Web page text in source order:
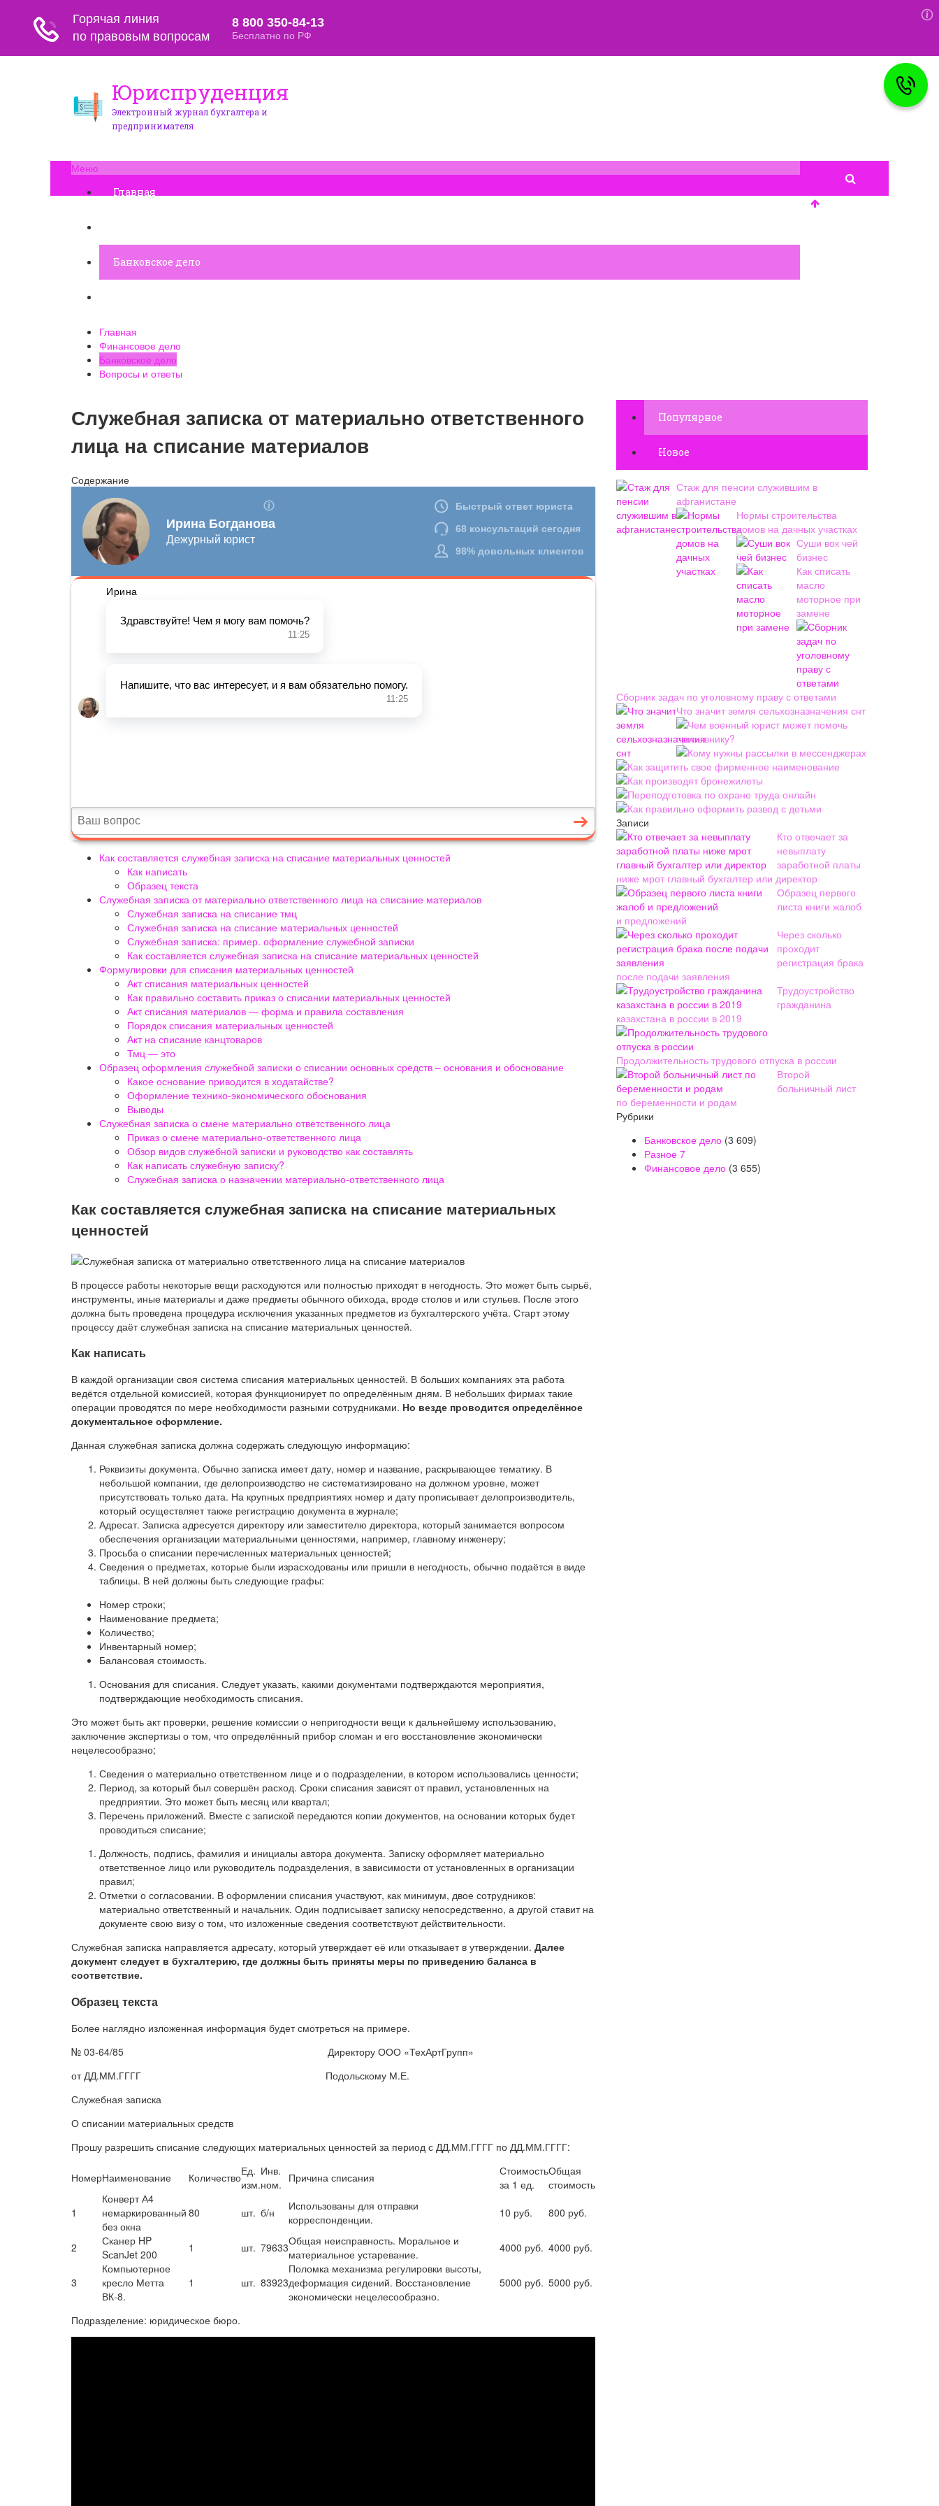
Юриспруденция
Электронный журнал бухгалтера и
предпринимателя
Меню
Главная
Банковское дело
Главная
Финансовое дело
Банковское дело
Вопросы и ответы
Служебная записка от материально ответственного
лица на списание материалов
Содержание
Как составляется служебная записка на списание материальных ценностей
Как написать
Образец текста
Служебная записка от материально ответственного лица на списание материалов
Служебная записка на списание тмц
Служебная записка на списание материальных ценностей
Служебная записка: пример. оформление служебной записки
Как составляется служебная записка на списание материальных ценностей
Формулировки для списания материальных ценностей
Акт списания материальных ценностей
Как правильно составить приказ о списании материальных ценностей
Акт списания материалов — форма и правила составления
Порядок списания материальных ценностей
Акт на списание канцтоваров
Тмц — это
Образец оформления служебной записки о списании основных средств – основания и обоснование
Какое основание приводится в ходатайстве?
Оформление технико-экономического обоснования
Выводы
Служебная записка о смене материально ответственного лица
Приказ о смене материально-ответственного лица
Обзор видов служебной записки и руководство как составлять
Как написать служебную записку?
Служебная записка о назначении материально-ответственного лица
Как составляется служебная записка на списание материальных
ценностей
В процессе работы некоторые вещи расходуются или полностью приходят в негодность. Это может быть сырьё,
инструменты, иные материалы и даже предметы обычного обихода, вроде столов и или стульев. После этого
должна быть проведена процедура исключения указанных предметов из бухгалтерского учёта. Старт этому
процессу даёт служебная записка на списание материальных ценностей.
Как написать
В каждой организации своя система списания материальных ценностей. В больших компаниях эта работа
ведётся отдельной комиссией, которая функционирует по определённым дням. В небольших фирмах такие
операции проводятся по мере необходимости разными сотрудниками. Но везде проводится определённое
документальное оформление.
Данная служебная записка должна содержать следующую информацию:
Реквизиты документа. Обычно записка имеет дату, номер и название, раскрывающее тематику. В
небольшой компании, где делопроизводство не систематизировано на должном уровне, может
присутствовать только дата. На крупных предприятиях номер и дату прописывает делопроизводитель,
который осуществляет также регистрацию документа в журнале;
Адресат. Записка адресуется директору или заместителю директора, который занимается вопросом
обеспечения организации материальными ценностями, например, главному инженеру;
Просьба о списании перечисленных материальных ценностей;
Сведения о предметах, которые были израсходованы или пришли в негодность, обычно подаётся в виде
таблицы. В ней должны быть следующие графы:
Номер строки;
Наименование предмета;
Количество;
Инвентарный номер;
Балансовая стоимость.
Основания для списания. Следует указать, какими документами подтверждаются мероприятия,
подтверждающие необходимость списания.
Это может быть акт проверки, решение комиссии о непригодности вещи к дальнейшему использованию,
заключение экспертизы о том, что определённый прибор сломан и его восстановление экономически
нецелесообразно;
Сведения о материально ответственном лице и о подразделении, в котором использовались ценности;
Период, за который был совершён расход. Сроки списания зависят от правил, установленных на
предприятии. Это может быть месяц или квартал;
Перечень приложений. Вместе с запиской передаются копии документов, на основании которых будет
проводиться списание;
Должность, подпись, фамилия и инициалы автора документа. Записку оформляет материально
ответственное лицо или руководитель подразделения, в зависимости от установленных в организации
правил;
Отметки о согласовании. В оформлении списания участвуют, как минимум, двое сотрудников:
материально ответственный и начальник. Один подписывает записку непосредственно, а другой ставит на
документе свою визу о том, что изложенные сведения соответствуют действительности.
Служебная записка направляется адресату, который утверждает её или отказывает в утверждении. Далее
документ следует в бухгалтерию, где должны быть приняты меры по приведению баланса в
соответствие.
Образец текста
Более наглядно изложенная информация будет смотреться на примере.
№ 03-64/85 Директору ООО «ТехАртГрупп»
от ДД.ММ.ГГГГ Подольскому М.Е.
Служебная записка
О списании материальных средств
Прошу разрешить списание следующих материальных ценностей за период с ДД.ММ.ГГГГ по ДД.ММ.ГГГГ:
НомерНаименование КоличествоЕд.
изм.
Инв.
ном. Причина списания
Стоимость
за 1 ед.
Общая
стоимость
1
Конверт А4
немаркированный
без окна
80 шт. б/н
Использованы для отправки
корреспонденции.
10 руб. 800 руб.
2
Сканер HP
SсanJet 200
1 шт. 79633Общая неисправность. Моральное и
материальное устаревание.
4000 руб. 4000 руб.
3
Компьютерное
кресло Метта
ВК-8.
1 шт. 83923
Поломка механизма регулировки высоты,
деформация сидений. Восстановление
экономически нецелесообразно.
5000 руб. 5000 руб.
Подразделение: юридическое бюро.
Популярное
Новое
Стаж для пенсии служившим в
афганистане
Нормы строительства
домов на дачных участках
Суши вок чей
бизнес
Как списать
масло
моторное при
замене
Сборник задач по уголовному праву с ответами
Что значит земля сельхозназначения снт
Чем военный юрист может помочь
призывнику?
Кому нужны рассылки в мессенджерах
Как защитить свое фирменное наименование
Как производят бронежилеты
Переподготовка по охране труда онлайн
Как правильно оформить развод с детьми
Записи
Кто отвечает за
невыплату
заработной платы
ниже мрот главный бухгалтер или директор
Образец первого
листа книги жалоб
и предложений
Через сколько
проходит
регистрация брака
после подачи заявления
Трудоустройство
гражданина
казахстана в россии в 2019
Продолжительность трудового отпуска в россии
Второй
больничный лист
по беременности и родам
Рубрики
Банковское дело (3 609)
Разное 7
Финансовое дело (3 655)